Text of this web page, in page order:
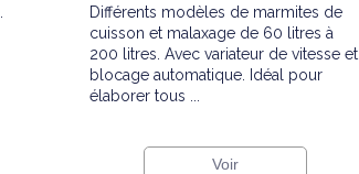
Différents modèles de marmites de
cuisson et malaxage de 60 litres à
200 litres. Avec variateur de vitesse et
blocage automatique. Idéal pour
élaborer tous ...
Voir